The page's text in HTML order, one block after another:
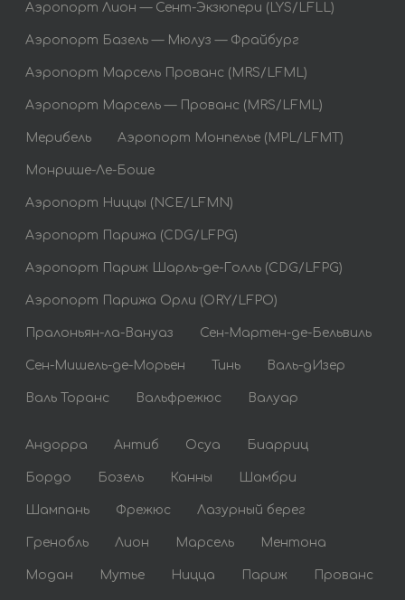
Аэропорт Лион — Сент-Экзюпери (LYS/LFLL)
Аэропорт Базель — Мюлуз — Фрайбург
Аэропорт Марсель Прованс (MRS/LFML)
Аэропорт Марсель — Прованс (MRS/LFML)
Мерибель Аэропорт Монпелье (MPL/LFMT)
Монрише-Ле-Боше
Аэропорт Ниццы (NCE/LFMN)
Аэропорт Парижа (CDG/LFPG)
Аэропорт Париж Шарль-де-Голль (CDG/LFPG)
Аэропорт Парижа Орли (ORY/LFPO)
Пралоньян-ла-Вануаз Сен-Мартен-де-Бельвиль
Сен-Мишель-де-Морьен Тинь Валь-дИзер
Валь Торанс Вальфрежюс Валуар
Андорра Антиб Осуа Биарриц
Бордо Бозель Канны Шамбри
Шампань Фрежюс Лазурный берег
Гренобль Лион Марсель Ментона
Модан Мутье Ницца Париж Прованс